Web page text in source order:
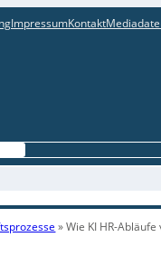
ImpressumKontakt
»Wie KI HR-